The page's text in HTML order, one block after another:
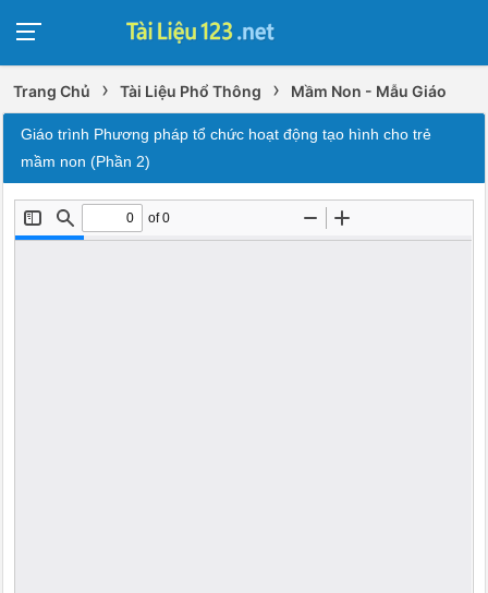
Trang Chủ › Tài Liệu Phổ Thông › Mầm Non - Mẫu Giáo
Giáo trình Phương pháp tổ chức hoạt động tạo hình cho trẻ
mầm non (Phần 2)